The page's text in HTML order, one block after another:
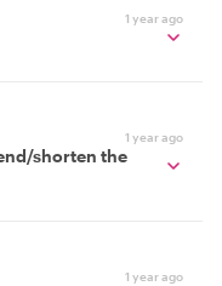
1 year ago
1 year ago
shorten the
1 year ago